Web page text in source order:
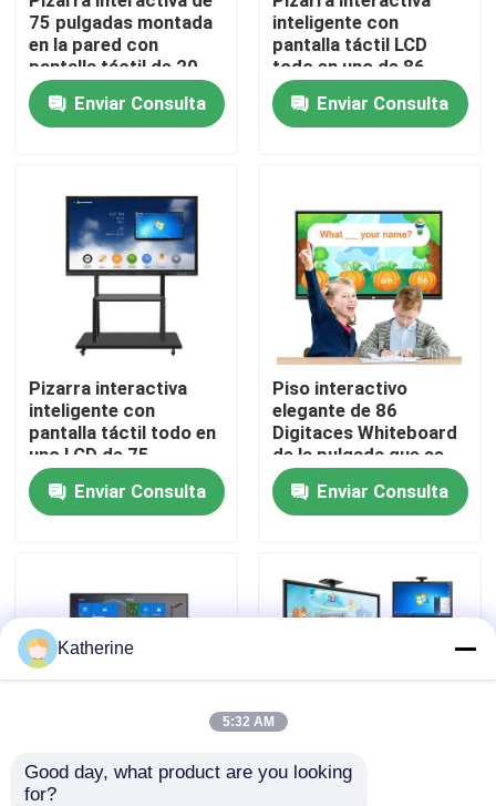
Productos
Videos
Visita a la fábrica
Control de Calidad
noticias
Solicitar una cotización
Shopping Online
75 pulgadas montada
en la pared con
pantalla táctil de 20
puntos para
educaciónEnviar Consulta
inteligente con
pantalla táctil LCD
todo en uno de 86
pulgadas sin
proyectorEnviar Consulta
Pizarra interactiva
inteligente con
pantalla táctil todo en
uno LCD de 75
pulgadas
Enviar Consulta
Piso interactivo
elegante de 86
Digitaces Whiteboard
de la pulgada que se
coloca con la
calculadoraEnviar Consulta
Pantalla LCD Smart
Whiteboard
65 pulgadas
Katherine
5:32 AM
Good day, what product are you looking
for?